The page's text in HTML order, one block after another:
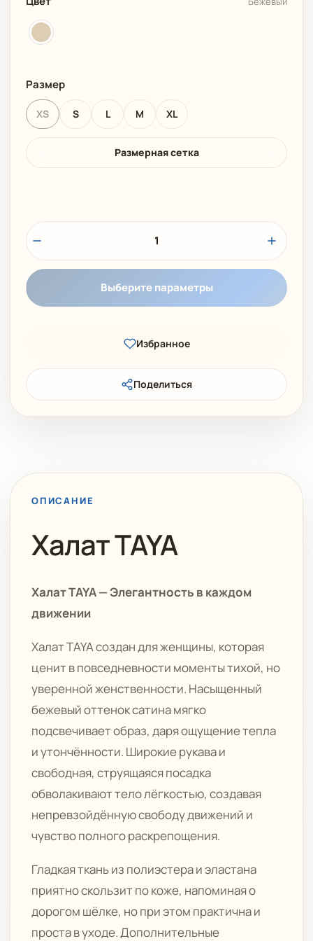
Размер
XS S L M XL
Размерная сетка
1
Выберите параметры
Избранное
Поделиться
ОПИСАНИЕ
Халат TAYA
Халат TAYA — Элегантность в каждом
движении
Халат TAYA создан для женщины, которая
ценит в повседневности моменты тихой, но
уверенной женственности. Насыщенный
бежевый оттенок сатина мягко
подсвечивает образ, даря ощущение тепла
и утончённости. Широкие рукава и
свободная, струящаяся посадка
обволакивают тело лёгкостью, создавая
непревзойдённую свободу движений и
чувство полного раскрепощения.
Гладкая ткань из полиэстера и эластана
приятно скользит по коже, напоминая о
дорогом шёлке, но при этом практична и
проста в уходе. Дополнительные